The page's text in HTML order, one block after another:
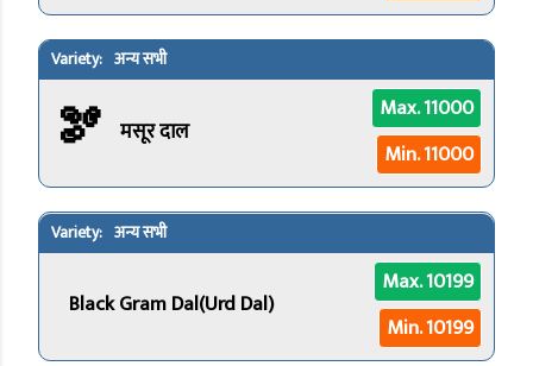
अन्य सभी
🫘 मसूर दाल
Max. 11000
Min. 11000
अन्य सभी
Black Gram Dal(Urd Dal)
Max. 10199
Min. 10199